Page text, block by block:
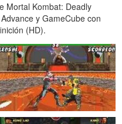
Mortal Kombat: Deadly
y GameCube con
(HD).